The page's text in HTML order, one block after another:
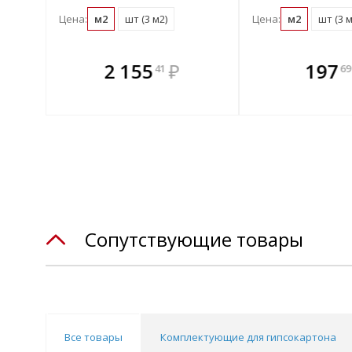
Цена: м2 шт (3 м2)
2 15541 ₽
В
всегда
Цена: м2 шт (3
В комплекте
всегда выгоднее!
19769
В
всегда
Сопутствующие товары
Все товары Комплектующие для гипсокартона